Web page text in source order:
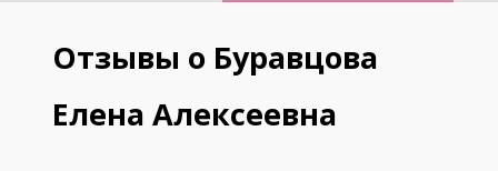
Отзывы о Буравцова
Елена Алексеевна